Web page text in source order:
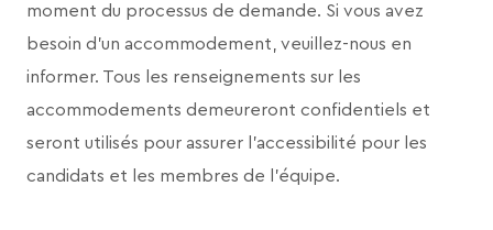
moment du processus de demande. Si vous avez
besoin d’un accommodement, veuillez-nous en
informer. Tous les renseignements sur les
accommodements demeureront confidentiels et
seront utilisés pour assurer l’accessibilité pour les
candidats et les membres de l’équipe.